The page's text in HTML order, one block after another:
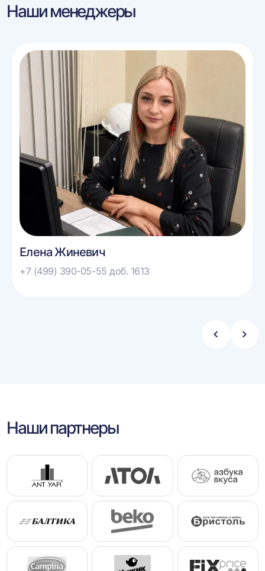
Наши менеджеры
Елена Жиневич
+7 (499) 390-05-55 доб. 1613
Стрелка
Наши партнеры